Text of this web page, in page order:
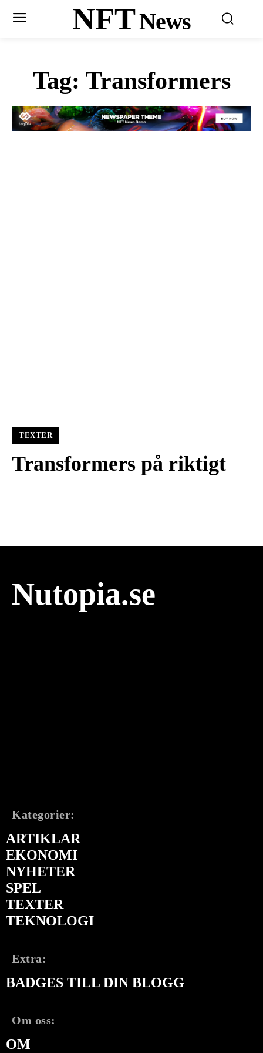
NFTNews
Tag: Transformers
TEXTER
Transformers på riktigt
Nutopia.se
Kategorier:
ARTIKLAR
EKONOMI
NYHETER
SPEL
TEXTER
TEKNOLOGI
Extra:
BADGES TILL DIN BLOGG
Om oss:
OM